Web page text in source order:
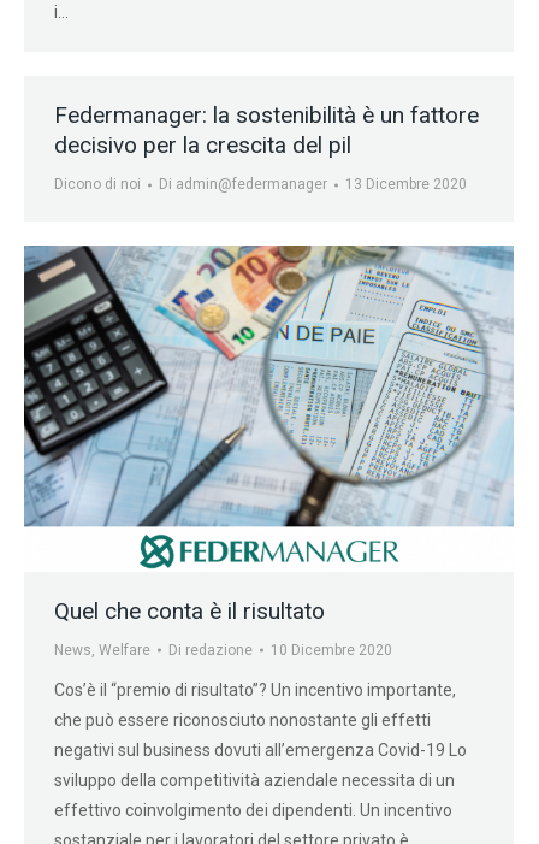
i…
Federmanager: la sostenibilità è un fattore
decisivo per la crescita del pil
Dicono di noi Di admin@federmanager 13 Dicembre 2020
Quel che conta è il risultato
News, Welfare Di redazione 10 Dicembre 2020
Cos’è il “premio di risultato”? Un incentivo importante,
che può essere riconosciuto nonostante gli effetti
negativi sul business dovuti all’emergenza Covid-19 Lo
sviluppo della competitività aziendale necessita di un
effettivo coinvolgimento dei dipendenti. Un incentivo